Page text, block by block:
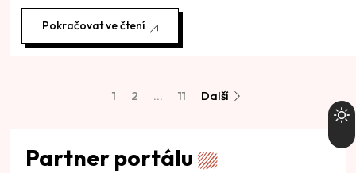
Pokračovat ve čtení
1 2 … 11 Další
Partner portálu